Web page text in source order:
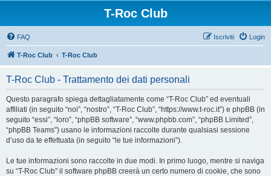
T-Roc Club
FAQ Login
Iscriviti
T-Roc Club T-Roc Club
T-Roc Club - Trattamento dei dati personali
Questo paragrafo spiega dettagliatamente come “T-Roc Club” ed eventuali
affiliati (in seguito “noi”, “nostro”, “T-Roc Club”, “https://www.t-roc.it”) e phpBB (in
seguito “essi”, “loro”, “phpBB software”, “www.phpbb.com”, “phpBB Limited”,
“phpBB Teams”) usano le informazioni raccolte durante qualsiasi sessione
d’uso da te effettuata (in seguito “le tue informazioni”).
Le tue informazioni sono raccolte in due modi. In primo luogo, mentre si naviga
su “T-Roc Club” il software phpBB creerà un certo numero di cookie, che sono